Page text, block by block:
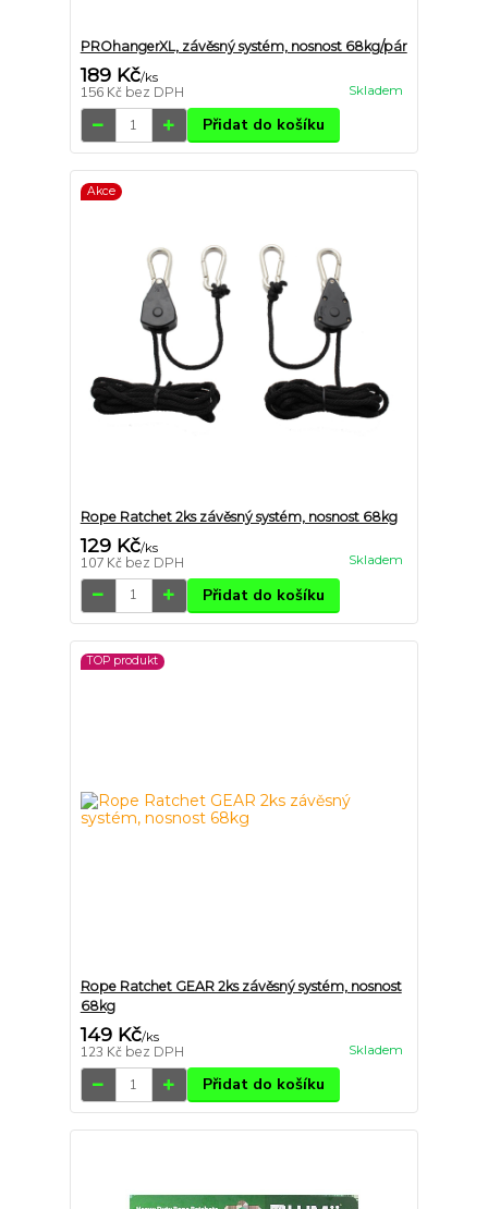
PROhangerXL, závěsný systém, nosnost 68kg/pár
189 Kč/ks
156 Kč bez DPH Skladem
Přidat do košíku
Akce
Rope Ratchet 2ks závěsný systém, nosnost 68kg
129 Kč/ks
107 Kč bez DPH Skladem
Přidat do košíku
TOP produkt
Rope Ratchet GEAR 2ks závěsný systém, nosnost
68kg
149 Kč/ks
123 Kč bez DPH Skladem
Přidat do košíku